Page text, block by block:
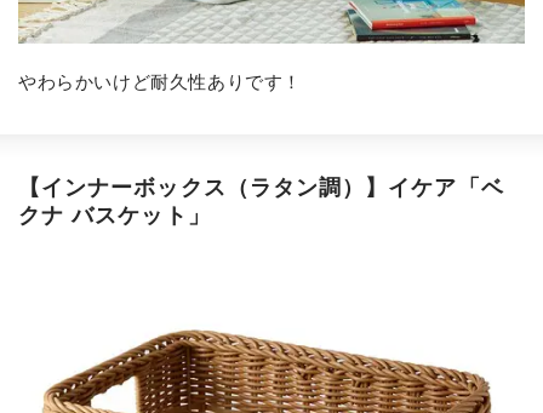
やわらかいけど耐久性ありです！
【インナーボックス（ラタン調）】 イケア「ベ
クナ バスケット」